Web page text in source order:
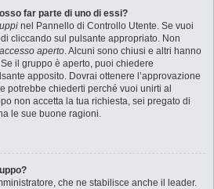
far parte di uno di essi?
nel Pannello di Controllo Utente. Se vuoi
cliccando sul pulsante appropriato. Non
accesso aperto. Alcuni sono chiusi e altri hanno
il gruppo è aperto, puoi chiedere
apposito. Dovrai ottenere l’approvazione
potrebbe chiederti perché vuoi unirti al
non accetta la tua richiesta, sei pregato di
le sue buone ragioni.
che ne stabilisce anche il leader.